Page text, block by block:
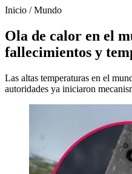
Inicio /Mundo
Ola de calor en el
fallecimientos y
Las altas temperaturas en el
autoridades ya iniciaron